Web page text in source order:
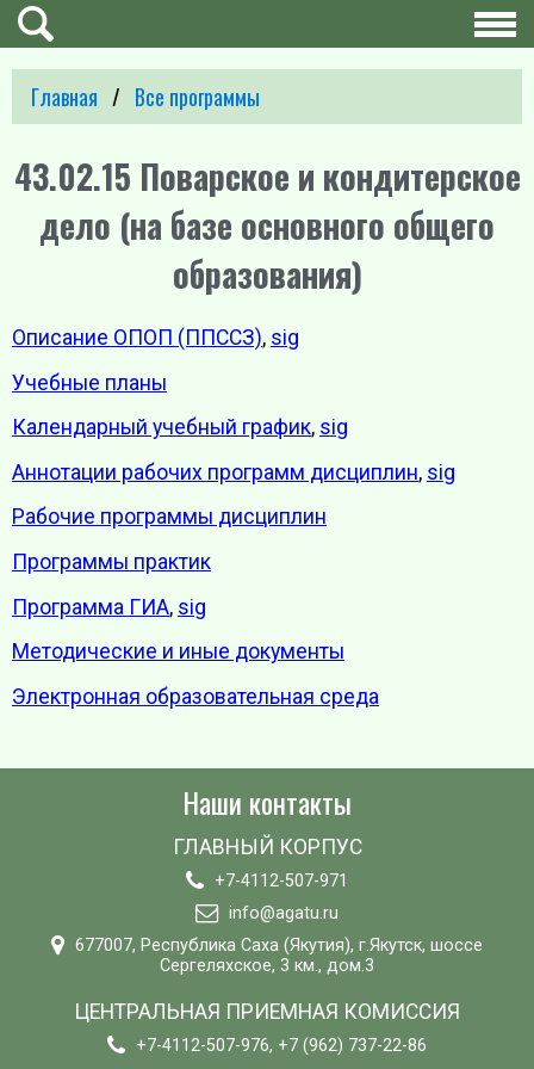
Главная Все программы
43.02.15 Поварское и кондитерское
дело (на базе основного общего
образования)
Описание ОПОП (ППССЗ), sig
Учебные планы
Календарный учебный график, sig
Аннотации рабочих программ дисциплин, sig
Рабочие программы дисциплин
Программы практик
Программа ГИА, sig
Методические и иные документы
Электронная образовательная среда
Наши контакты
ГЛАВНЫЙ КОРПУС
+7-4112-507-971
info@agatu.ru
677007, Республика Саха (Якутия), г.Якутск, шоссе
Сергеляхское, 3 км., дом.3
ЦЕНТРАЛЬНАЯ ПРИЕМНАЯ КОМИССИЯ
+7-4112-507-976, +7 (962) 737-22-86